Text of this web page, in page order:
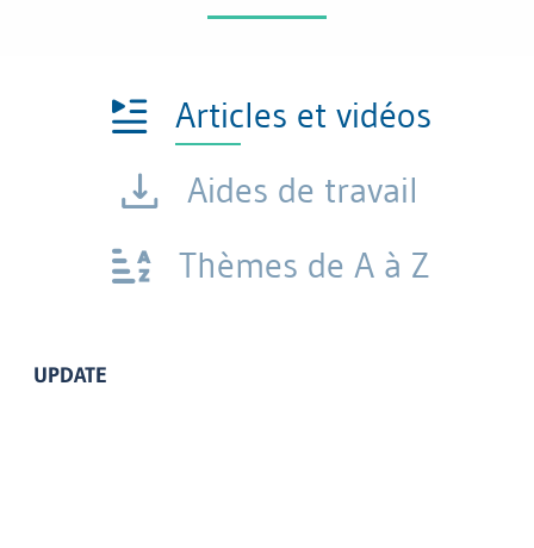
Articles et vidéos
Aides de travail
Thèmes de A à Z
UPDATE